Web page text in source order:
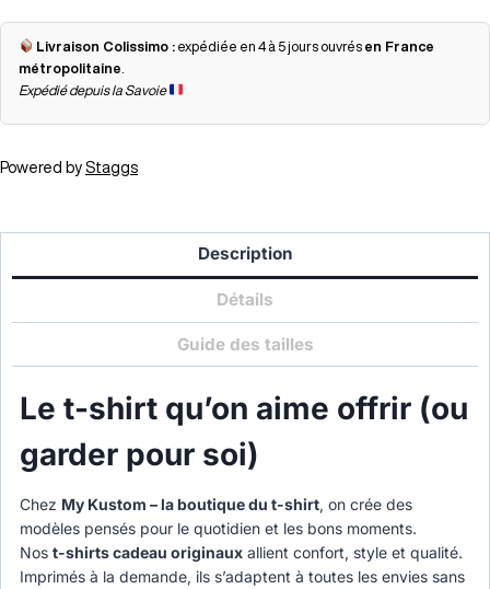
Livraison Colissimo : expédiée en 4 à 5 jours ouvrés en France
métropolitaine
Expédié depuis la Savoie
Powered by Staggs
Description
Détails
Guide des tailles
Le t-shirt qu’on aime offrir (ou
garder pour soi)
Chez My Kustom – la boutique du t-shirt, on crée des
modèles pensés pour le quotidien et les bons moments.
Nos t-shirts cadeau originaux allient confort, style et qualité.
Imprimés à la demande, ils s’adaptent à toutes les envies sans